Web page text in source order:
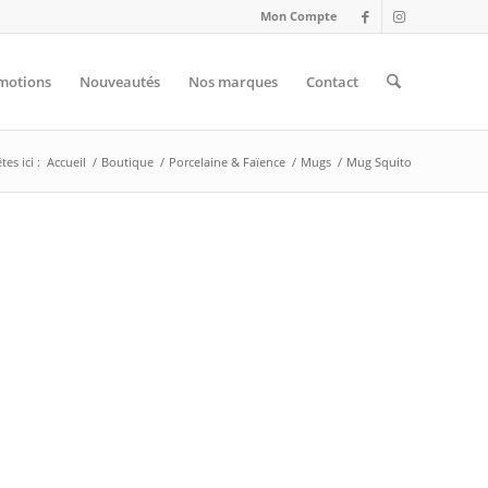
Mon Compte
Nouveautés Nos marques Contact
ici : Accueil / Boutique / Porcelaine & Faïence / Mugs / Mug Squito